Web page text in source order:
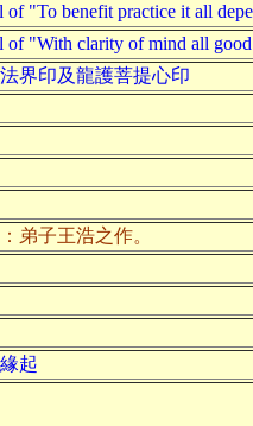
"To benefit practice it all
"With clarity of mind all
界印及龍護菩提心印
：弟子王浩之作。
起